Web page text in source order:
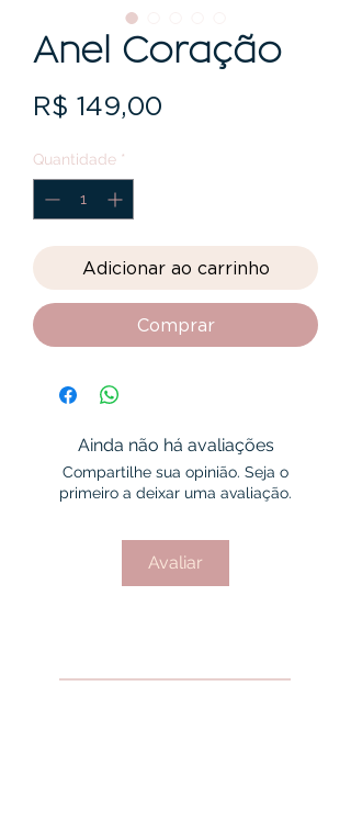
Anel Coração
R$ 149,00
Quantidade *
Adicionar ao carrinho
Comprar
Ainda não há avaliações
Compartilhe sua opinião. Seja o
primeiro a deixar uma avaliação.
Avaliar